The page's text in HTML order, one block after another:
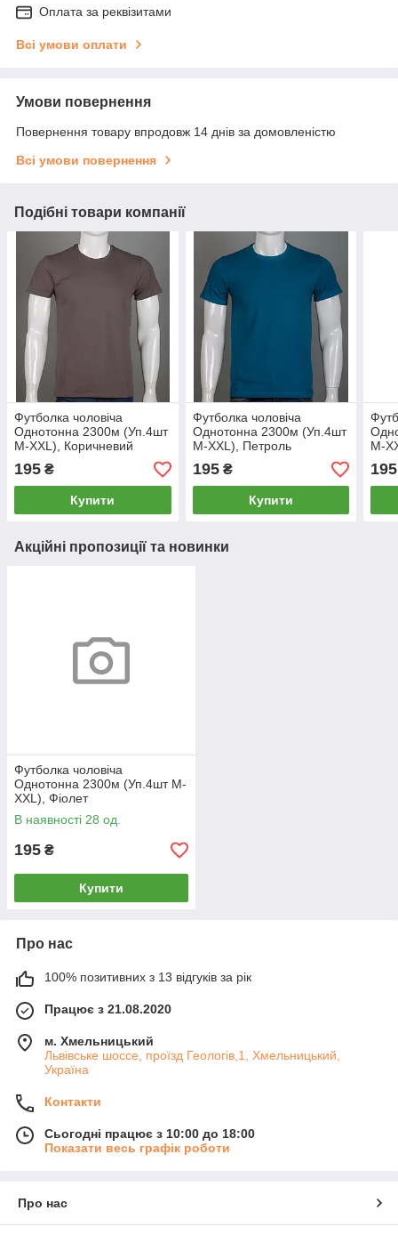
Оплата за реквізитами
Всі умови оплати
Умови повернення
Повернення товару впродовж 14 днів за домовленістю
Всі умови повернення
Подібні товари компанії
Футболка чоловіча
Однотонна 2300м (Уп.4шт
M-XXL), Коричневий
195 ₴
Купити
Футболка чоловіча
Однотонна 2300м (Уп.4шт
M-XXL), Петроль
195₴
Купити
M-
195
Акційні пропозиції та новинки
Футболка чоловіча
Однотонна 2300м (Уп.4шт M-
XXL), Фіолет
В наявності 28 од.
195 ₴
Купити
Про нас
100% позитивних з 13 відгуків за рік
Працює з 21.08.2020
м. Хмельницький
Львівське шоссе, проїзд Геологів,1, Хмельницький,
Україна
Контакти
Сьогодні працює з 10:00 до 18:00
Показати весь графік роботи
Про нас